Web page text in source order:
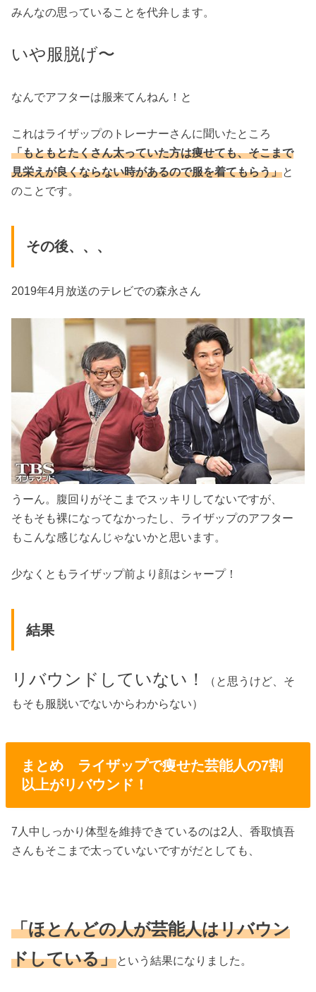
みんなの思っていることを代弁します。
いや服脱げ〜
なんでアフターは服来てんねん！と
これはライザップのトレーナーさんに聞いたところ
「もともとたくさん太っていた方は痩せても、そこまで
見栄えが良くならない時があるので服を着てもらう」と
のことです。
その後、、、
2019年4月放送のテレビでの森永さん
うーん。腹回りがそこまでスッキリしてないですが、
そもそも裸になってなかったし、ライザップのアフター
もこんな感じなんじゃないかと思います。
少なくともライザップ前より顔はシャープ！
結果
リバウンドしていない！
（と思うけど、そ
もそも服脱いでないからわからない）
まとめ ライザップで痩せた芸能人の7割
以上がリバウンド！
7人中しっかり体型を維持できているのは2人、香取慎吾
さんもそこまで太っていないですがだとしても、
「ほとんどの人が芸能人はリバウン
ドしている」という結果になりました。